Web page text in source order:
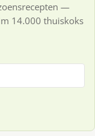
—
14.000 thuiskoks